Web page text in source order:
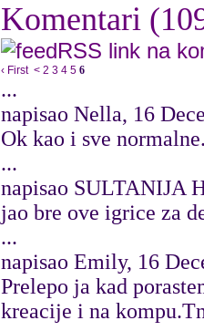
Komentari
RSS link na
‹ First < 2 3 4 5 6
...
napisao Nella, 16
Ok kao i sve
...
napisao SULTANIJA
jao bre ove igrice za
...
napisao Emily, 16
Prelepo ja kad
kreacije i na